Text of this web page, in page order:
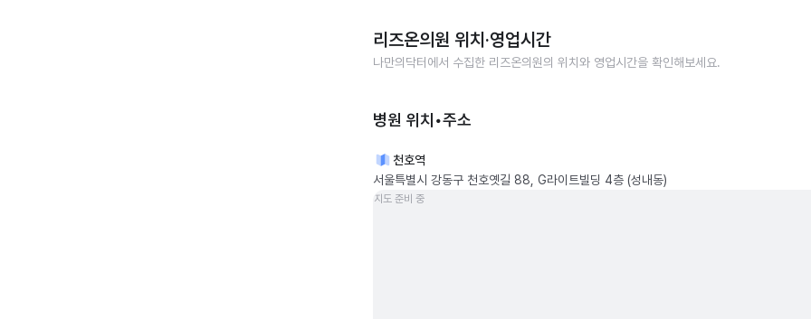
리즈온의원 위치·영업시간
나만의닥터에서 수집한 리즈온의원의 위치와 영업시간을 확인해보세요.
병원 위치•주소
천호역
서울특별시 강동구 천호옛길 88, G라이트빌딩 4층 (성내동)
지도 준비 중